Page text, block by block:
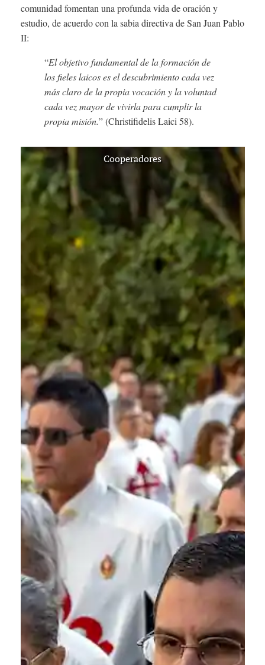
comunidad fomentan una profunda vida de oración y
estudio, de acuerdo con la sabia directiva de San Juan Pablo
II:
“El objetivo fundamental de la formación de
los fieles laicos es el descubrimiento cada vez
más claro de la propia vocación y la voluntad
cada vez mayor de vivirla para cumplir la
propia misión.” (Christifidelis Laici 58).
Cooperadores